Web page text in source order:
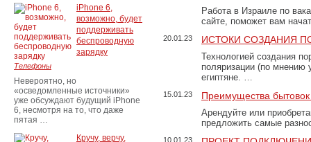
Работа в Израиле по
сайте, поможет вам
20.01.23 ИСТОКИ СОЗДАНИЯ
Технологией создания
поляризации (по
египтяне. …
15.01.23 Преимущества
Арендуйте или
предложить самые
10.01.23
iPhone 6,
возможно, будет
поддерживать
беспроводную
зарядку
Телефоны
Невероятно, но
«осведомленные источники»
уже обсуждают будущий iPhone
6, несмотря на то, что даже
пятая …
Кручу, верчу,